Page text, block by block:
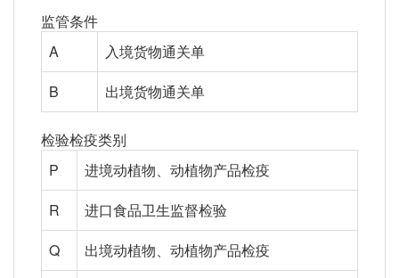
监管条件
A
入境货物通关单
B
出境货物通关单
检验检疫类别
P
进境动植物、动植物产品检疫
R
进口食品卫生监督检验
Q
出境动植物、动植物产品检疫